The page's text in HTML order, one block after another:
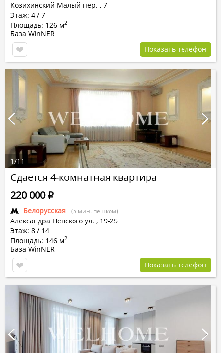
Козихинский Малый пер. , 7
Этаж: 4 / 7
Площадь: 126 м2
База WinNER
Показать телефон
Сдается 4-комнатная квартира
Белорусская (5 мин. пешком)
Александра Невского ул. , 19-25
Этаж: 8 / 14
Площадь: 146 м2
220 000Р
База WinNER
Показать телефон
1/11